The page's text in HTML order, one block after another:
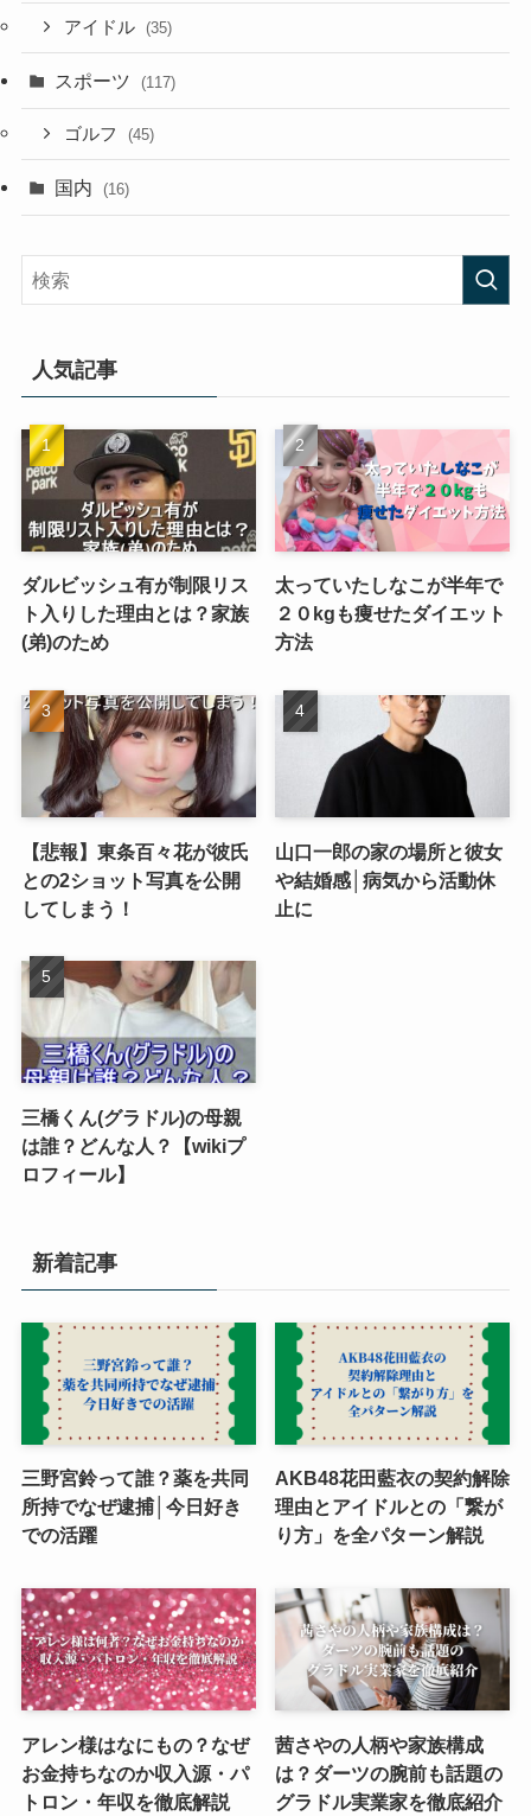
アイドル (35)
スポーツ (117)
ゴルフ (45)
国内 (16)
人気記事
ダルビッシュ有が制限リス
ト入りした理由とは？家族
(弟)のため
太っていたしなこが半年で
２０kgも痩せたダイエット
方法
【悲報】東条百々花が彼氏
との2ショット写真を公開
してしまう！
山口一郎の家の場所と彼女
や結婚感│病気から活動休
止に
三橋くん(グラドル)の母親
は誰？どんな人？【wikiプ
ロフィール】
新着記事
三野宮鈴って誰？薬を共同
所持でなぜ逮捕│今日好き
での活躍
AKB48花田藍衣の契約解除
理由とアイドルとの「繋が
り方」を全パターン解説
アレン様はなにもの？なぜ
お金持ちなのか収入源・パ
トロン・年収を徹底解説
茜さやの人柄や家族構成
は？ダーツの腕前も話題の
グラドル実業家を徹底紹介